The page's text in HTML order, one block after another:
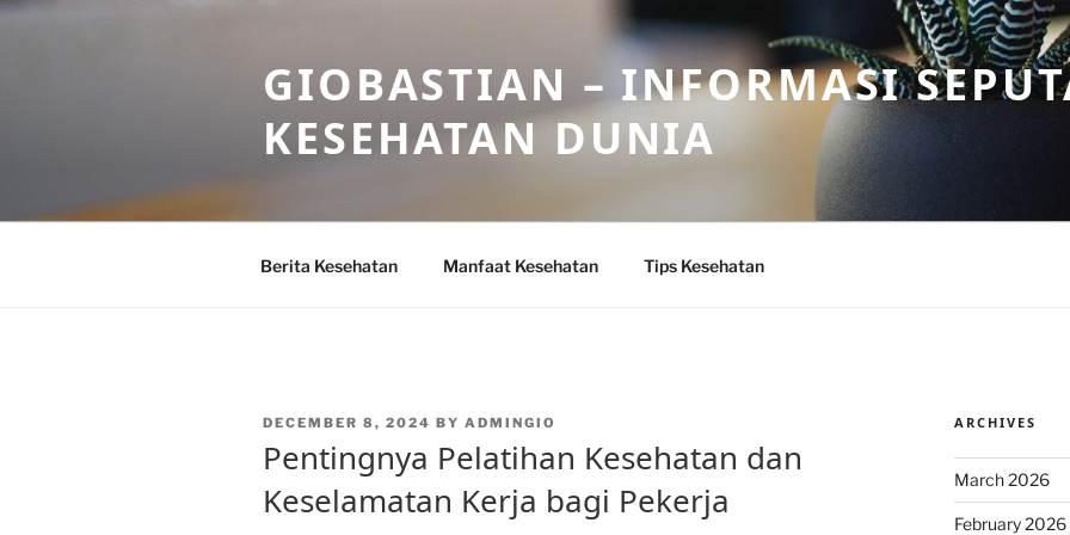
Skip
GIOBASTIAN – INFORMASI
KESEHATAN DUNIA
Berita Kesehatan Manfaat Kesehatan Tips Kesehatan
POSTED
DECEMBER 8, 2024 BY ADMINGIO
Pentingnya Pelatihan Kesehatan dan
Keselamatan Kerja bagi Pekerja
ARCHIVES
March 2026
February 2026